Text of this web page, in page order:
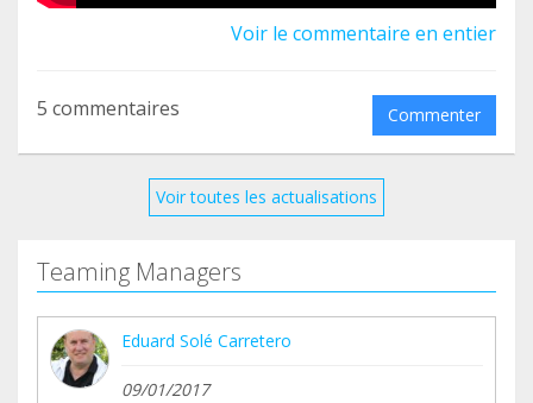
Voir le commentaire en entier
5 commentaires Commenter
Voir toutes les actualisations
Teaming Managers
Eduard Solé Carretero
09/01/2017